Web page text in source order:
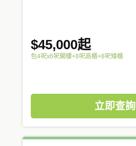
$45,000起
包4呎x6呎閣樓+8呎高櫃+8呎矮櫃
立即查詢